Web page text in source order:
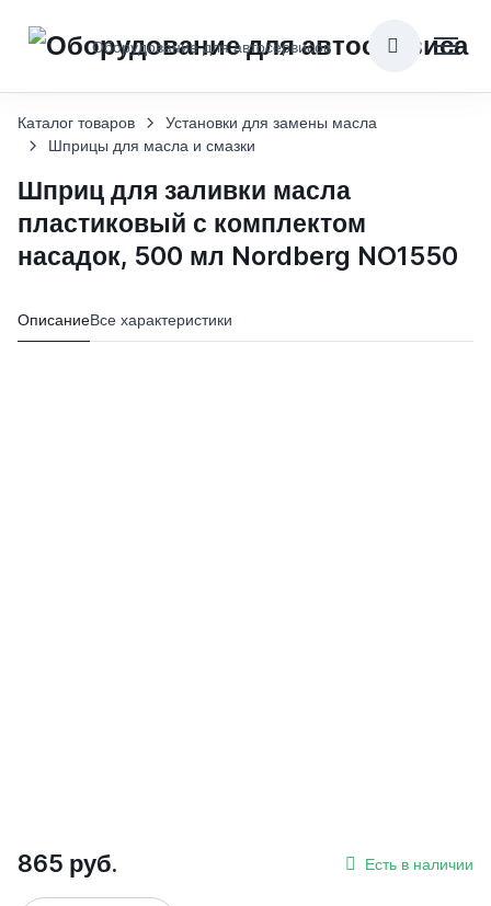
Оборудование для автосервисов
Каталог товаров
Установки для замены масла
Шприцы для масла и смазки
Шприц для заливки масла
пластиковый с комплектом
насадок, 500 мл Nordberg NO1550
ОписаниеВсе характеристики
865 руб. Есть в наличии